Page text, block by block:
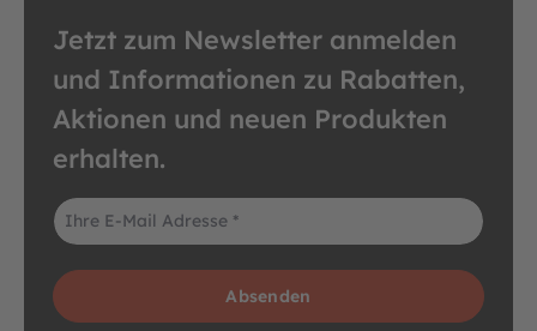
Jetzt zum Newsletter anmelden
und Informationen zu Rabatten,
Aktionen und neuen Produkten
erhalten.
E-Mail-Adresse*
Absenden